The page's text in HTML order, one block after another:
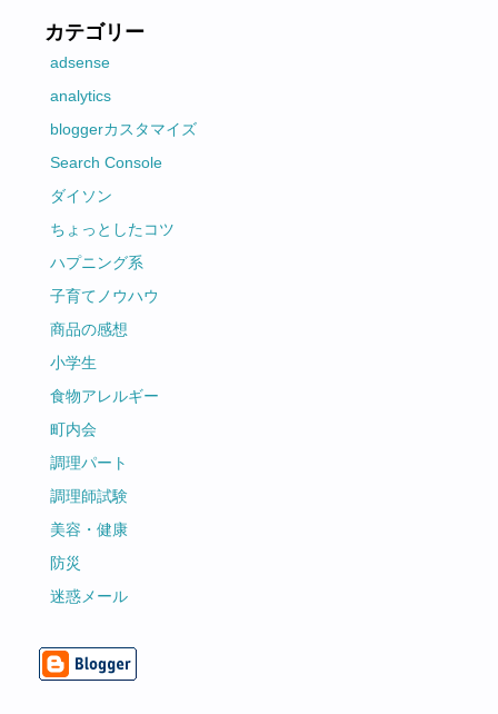
カテゴリー
adsense
analytics
bloggerカスタマイズ
Search Console
ダイソン
ちょっとしたコツ
ハプニング系
子育てノウハウ
商品の感想
小学生
食物アレルギー
町内会
調理パート
調理師試験
美容・健康
防災
迷惑メール